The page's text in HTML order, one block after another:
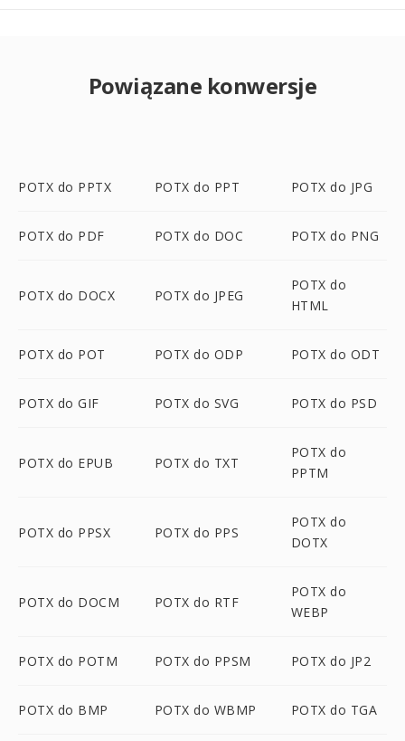
Powiązane konwersje
POTX do PPTX POTX do PPT POTX do JPG
POTX do PDF POTX do DOC POTX do PNG
POTX do DOCX POTX do JPEG
POTX do
HTML
POTX do POT POTX do ODP POTX do ODT
POTX do GIF POTX do SVG POTX do PSD
POTX do EPUB POTX do TXT
POTX do
PPTM
POTX do PPSX POTX do PPS
POTX do
DOTX
POTX do DOCM POTX do RTF
POTX do
WEBP
POTX do POTM POTX do PPSM POTX do JP2
POTX do BMP POTX do WBMP POTX do TGA